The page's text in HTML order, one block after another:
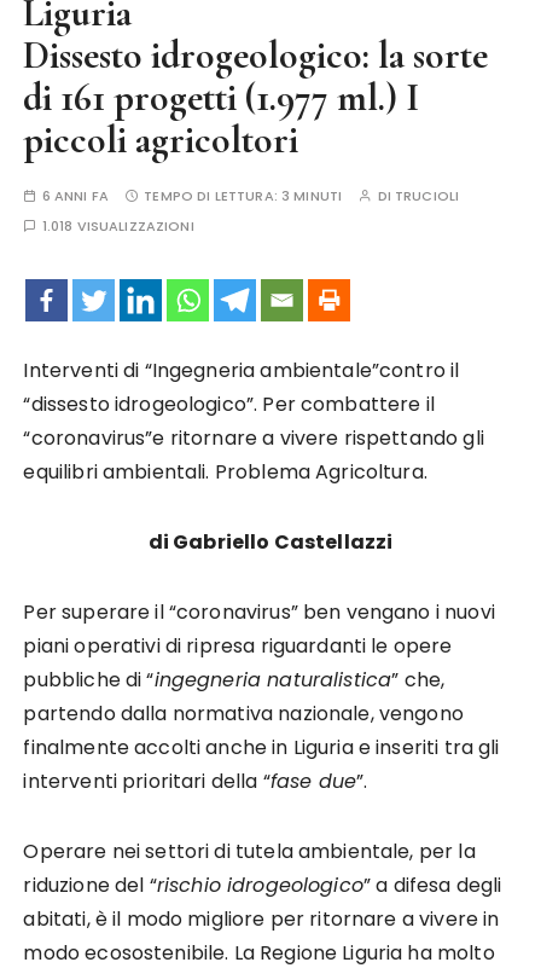
Liguria
Dissesto idrogeologico: la sorte
di 161 progetti (1.977 ml.) I
piccoli agricoltori
6 ANNI FA TEMPO DI LETTURA: 3 MINUTI DI TRUCIOLI
1.018 VISUALIZZAZIONI
Interventi di “Ingegneria ambientale”contro il
“dissesto idrogeologico”. Per combattere il
“coronavirus”e ritornare a vivere rispettando gli
equilibri ambientali. Problema Agricoltura.
di Gabriello Castellazzi
Per superare il “coronavirus” ben vengano i nuovi
piani operativi di ripresa riguardanti le opere
pubbliche di “ingegneria naturalistica” che,
partendo dalla normativa nazionale, vengono
finalmente accolti anche in Liguria e inseriti tra gli
interventi prioritari della “fase due”.
Operare nei settori di tutela ambientale, per la
riduzione del “rischio idrogeologico” a difesa degli
abitati, è il modo migliore per ritornare a vivere in
modo ecosostenibile. La Regione Liguria ha molto